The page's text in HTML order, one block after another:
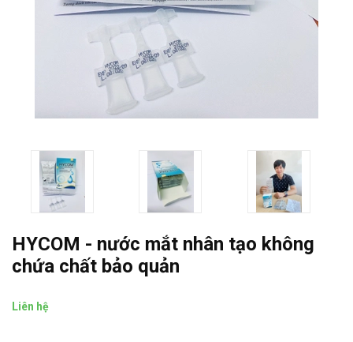
HYCOM - nước mắt nhân tạo không
chứa chất bảo quản
Liên hệ